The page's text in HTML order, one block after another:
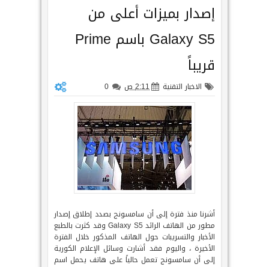
إصدار بميزات أعلى من
Galaxy S5 باسم Prime
قريباً
0 الاخبار التقنية 2:11 ص
أشرنا منذ فترة إلى أن سامسونج بصدد إطلاق إصدار
مطور من الهاتف الرائد Galaxy S5 وقد كثرت بالطبع
الأخبار والتسريبات حول الهاتف المذكور خلال الفترة
الأخيرة ، واليوم فقد أشارت وسائل الإعلام الكورية
إلى أن سامسونج تعمل حالياً على هاتف يحمل اسم